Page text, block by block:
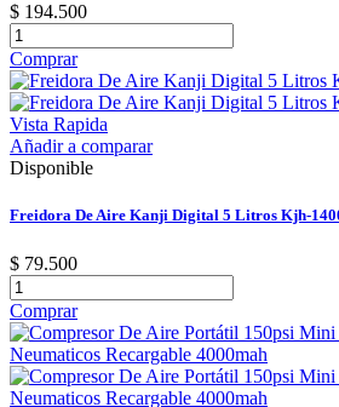
$ 194.500
Comprar
Vista Rapida
Añadir a comparar
Disponible
Freidora De Aire Kanji Digital 5 Litros Kjh-
$ 79.500
Comprar